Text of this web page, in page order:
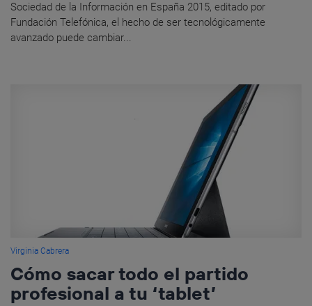
Sociedad de la Información en España 2015, editado por
Fundación Telefónica, el hecho de ser tecnológicamente
avanzado puede cambiar...
Virginia Cabrera
Cómo sacar todo el partido
profesional a tu ‘tablet’